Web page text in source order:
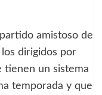
amistoso de
dirigidos por
tienen un sistema
temporada y que